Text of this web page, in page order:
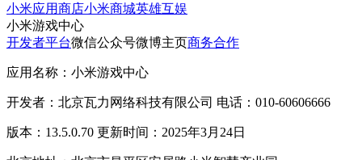
小米应用商店小米商城英雄互娱
小米游戏中心
开发者平台微信公众号微博主页商务合作
应用名称：小米游戏中心
开发者：北京瓦力网络科技有限公司 电话：010-60606666
版本：13.5.0.70 更新时间：2025年3月24日